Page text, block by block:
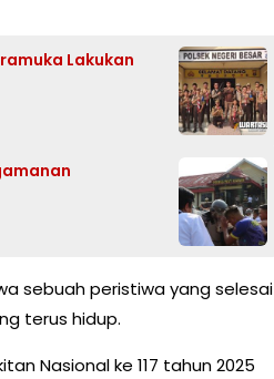
Lakukan
sebuah peristiwa yang selesai
terus hidup.
Nasional ke 117 tahun 2025